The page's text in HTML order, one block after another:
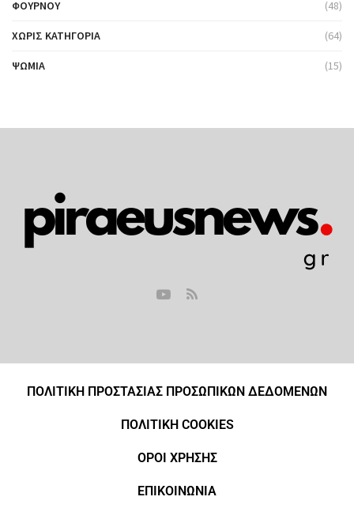
ΦΟΎΡΝΟΥ (48)
ΧΩΡΊΣ ΚΑΤΗΓΟΡΊΑ (64)
ΨΩΜΙΆ (15)
ΠΟΛΙΤΙΚΗ ΠΡΟΣΤΑΣΙΑΣ ΠΡΟΣΩΠΙΚΩΝ ΔΕΔΟΜΕΝΩΝ
ΠΟΛΙΤΙΚΗ COOKIES
ΟΡΟΙ ΧΡΗΣΗΣ
ΕΠΙΚΟΙΝΩΝΙΑ